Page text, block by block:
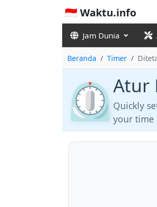
🇮🇩 Waktu.info
Jam Dunia
Beranda Timer
⏲️Atur
Quickly
your time